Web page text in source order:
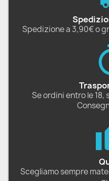
Spedizione a 3,90€ o
Se ordini entro le
Scegliamo sempre